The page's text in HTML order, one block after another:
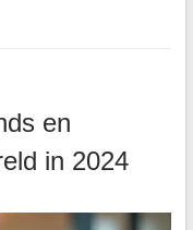
en
in 2024